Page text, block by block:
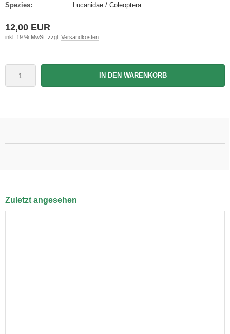
Spezies:
Lucanidae / Coleoptera
12,00 EUR
inkl. 19 % MwSt. zzgl. Versandkosten
IN DEN WARENKORB
Zuletzt angesehen